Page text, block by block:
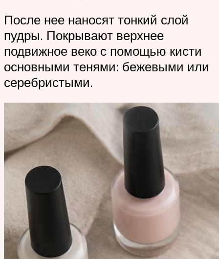
После нее наносят тонкий слой
пудры. Покрывают верхнее
подвижное веко с помощью кисти
основными тенями: бежевыми или
серебристыми.